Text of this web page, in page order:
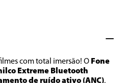
com total imersão! O Fone
Extreme Bluetooth
de ruído ativo (ANC),